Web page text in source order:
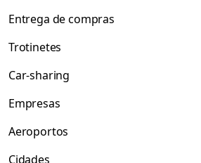
Entrega de compras
Trotinetes
Car-sharing
Empresas
Aeroportos
Cidades